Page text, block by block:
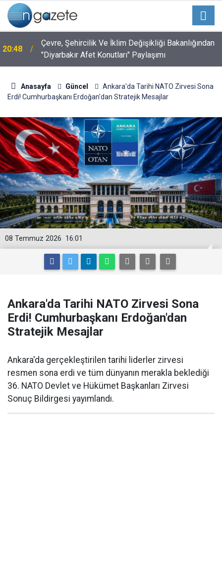
20:48
Çevre, Şehircilik Ve İklim Değişikliği Bakanlığından
"Diyarbakır Afet Konutları" Paylaşımı
Anasayfa Güncel
Ankara'da Tarihi NATO Zirvesi Sona
Erdi! Cumhurbaşkanı Erdoğan'dan Stratejik Mesajlar
16:01
08 Temmuz 2026
Ankara'da Tarihi NATO Zirvesi Sona
Erdi! Cumhurbaşkanı Erdoğan'dan
Stratejik Mesajlar
Ankara'da gerçekleştirilen tarihi liderler zirvesi
resmen sona erdi ve tüm dünyanın merakla beklediği
36. NATO Devlet ve Hükümet Başkanları Zirvesi
Sonuç Bildirgesi yayımlandı.